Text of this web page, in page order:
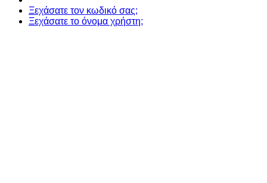
Ξεχάσατε τον κωδικό σας;
Ξεχάσατε το όνομα χρήστη;